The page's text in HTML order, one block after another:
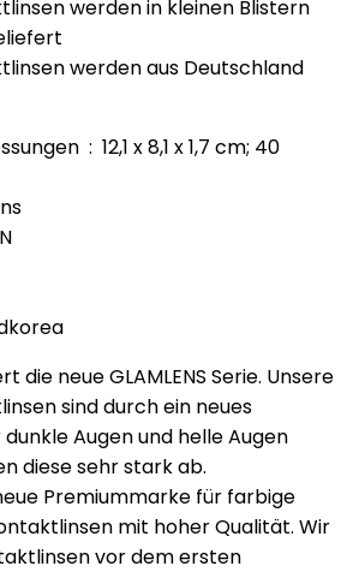
werden in kleinen Blistern
werden aus Deutschland
x 1,7 cm; 40
: ‎ Südkorea
die neue GLAMLENS Serie. Unsere
sind durch ein neues
Augen und helle Augen
diese sehr stark ab.
Premiummarke für farbige
mit hoher Qualität. Wir
vor dem ersten